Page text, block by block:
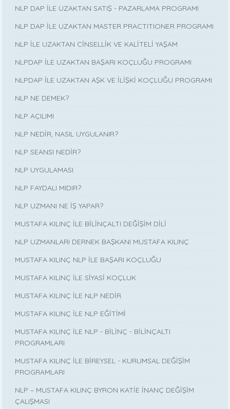
NLP DAP İLE UZAKTAN SATIŞ - PAZARLAMA PROGRAMI
NLP DAP İLE UZAKTAN MASTER PRACTITIONER PROGRAMI
NLP İLE UZAKTAN CİNSELLİK VE KALİTELİ YAŞAM
NLPDAP İLE UZAKTAN BAŞARI KOÇLUĞU PROGRAMI
NLPDAP İLE UZAKTAN AŞK VE İLİŞKİ KOÇLUĞU PROGRAMI
NLP NE DEMEK?
NLP AÇILIMI
NLP NEDİR, NASIL UYGULANIR?
NLP SEANSI NEDİR?
NLP UYGULAMASI
NLP FAYDALI MIDIR?
NLP UZMANI NE İŞ YAPAR?
MUSTAFA KILINÇ İLE BİLİNÇALTI DEĞİŞİM DİLİ
NLP UZMANLARI DERNEK BAŞKANI MUSTAFA KILINÇ
MUSTAFA KILINÇ NLP İLE BAŞARI KOÇLUĞU
MUSTAFA KILINÇ İLE SİYASİ KOÇLUK
MUSTAFA KILINÇ İLE NLP NEDİR
MUSTAFA KILINÇ İLE NLP EĞİTİMİ
MUSTAFA KILINÇ İLE NLP - BİLİNÇ - BİLİNÇALTI
PROGRAMLARI
MUSTAFA KILINÇ İLE BİREYSEL - KURUMSAL DEĞİŞİM
PROGRAMLARI
NLP – MUSTAFA KILINÇ BYRON KATİE İNANÇ DEĞİŞİM
ÇALIŞMASI